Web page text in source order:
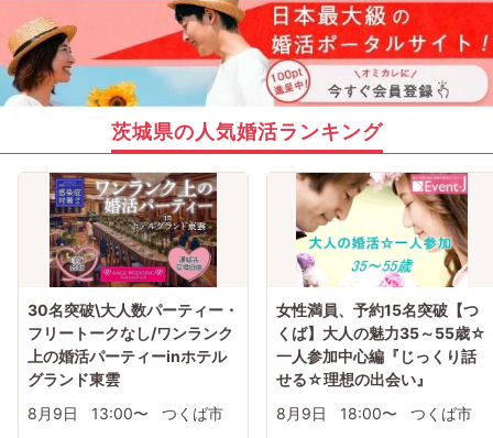
茨城県の人気婚活ランキング
30名突破\大人数パーティー・
フリートークなし/ワンランク
上の婚活パーティーinホテル
グランド東雲
8月9日
13:00〜 つくば市
女性満員、予約15名突破【つ
くば】大人の魅力35～55歳☆
一人参加中心編『じっくり話
せる☆理想の出会い』
8月9日
18:00〜 つくば市